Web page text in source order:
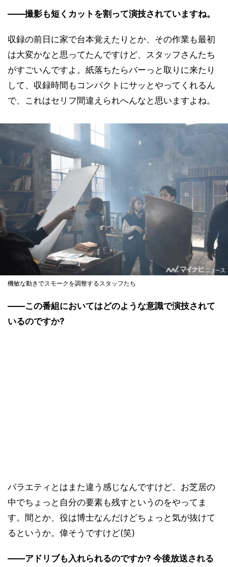
――撮影も短くカットを割って演技されていますね。
収録の前日に家で台本覚えたりとか、その作業も最初
は大変かなと思ってたんですけど、スタッフさんたち
がすごいんですよ。紙落ちたらバーっと取りに来たり
して、収録時間もコンパクトにサッとやってくれるん
で、これはセリフ間違えられへんなと思いますよね。
機敏な動きでスモークを調整するスタッフたち
――この番組においてはどのような意識で演技されて
いるのですか?
バラエティとはまた違う感じなんですけど、お芝居の
中でちょっと自分の要素も残すというのをやってま
す。間とか、役は博士なんだけどちょっと気が抜けて
るというか。偉そうですけど(笑)
――アドリブも入れられるのですか? 今後放送される